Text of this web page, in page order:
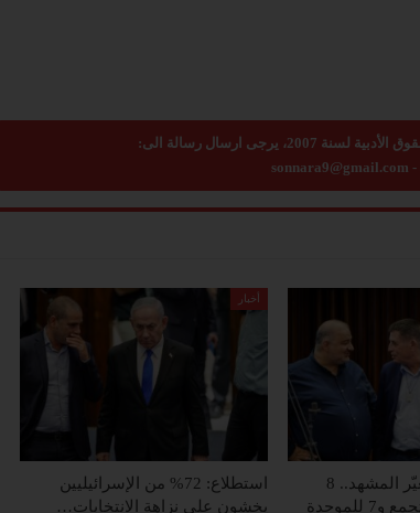
sonnara9@gmail.com -
تحالفات العرب تغيّر المشهد.. 8
مقاعد للجبهة والتجمع و7 للموحدة
أخبار
استطلاع: 72% من الإسرائيليين
يخشون على نزاهة الانتخابات…